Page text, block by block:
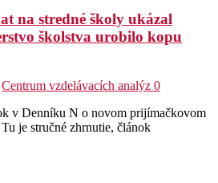
na stredné školy ukázal
školstva urobilo kopu
Centrum vzdelávacích analýz 0
v Denníku N o novom prijímačkovom
je stručné zhrnutie, článok